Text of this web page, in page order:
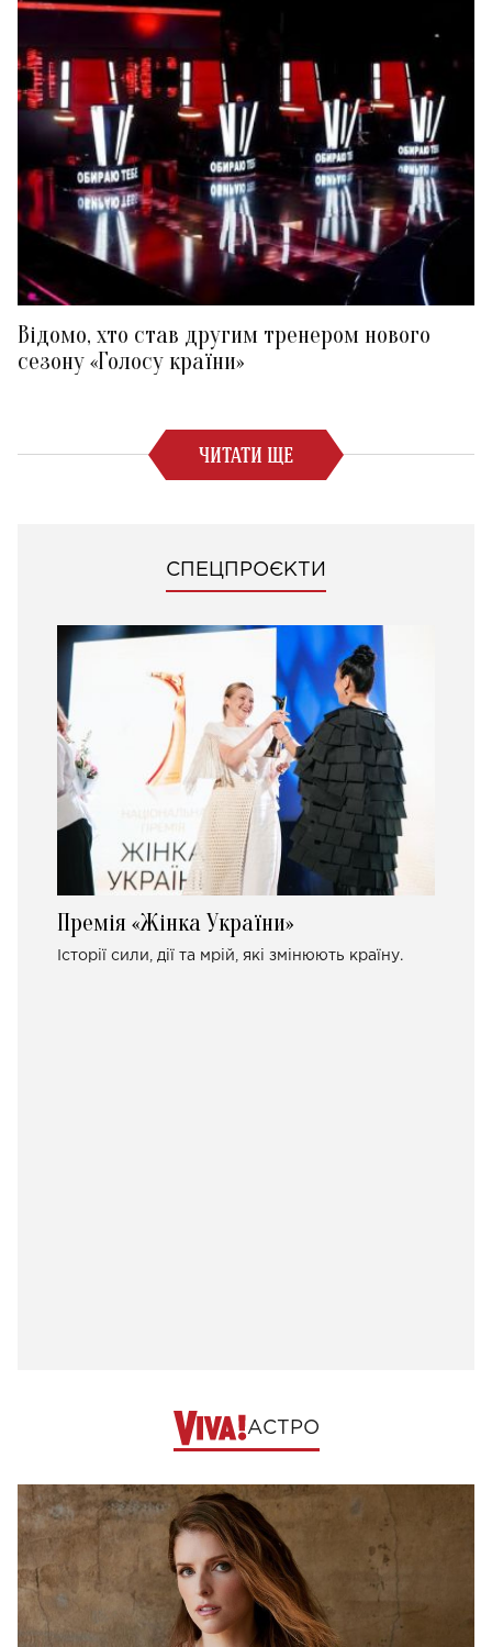
Відомо, хто став другим тренером нового
сезону «Голосу країни»
ЧИТАТИ ЩЕ
СПЕЦПРОЄКТИ
Премія «Жінка України»
Історії сили, дії та мрій, які змінюють країну.
АСТРО